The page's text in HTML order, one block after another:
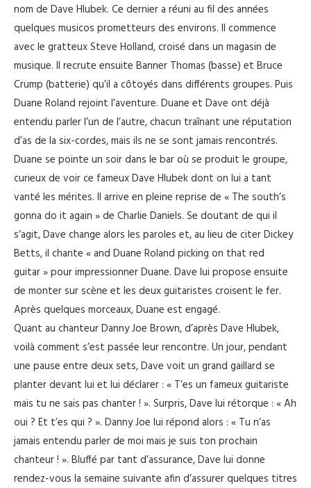
nom de Dave Hlubek. Ce dernier a réuni au fil des années
quelques musicos prometteurs des environs. Il commence
avec le gratteux Steve Holland, croisé dans un magasin de
musique. Il recrute ensuite Banner Thomas (basse) et Bruce
Crump (batterie) qu’il a côtoyés dans différents groupes. Puis
Duane Roland rejoint l’aventure. Duane et Dave ont déjà
entendu parler l’un de l’autre, chacun traînant une réputation
d’as de la six-cordes, mais ils ne se sont jamais rencontrés.
Duane se pointe un soir dans le bar où se produit le groupe,
curieux de voir ce fameux Dave Hlubek dont on lui a tant
vanté les mérites. Il arrive en pleine reprise de « The south’s
gonna do it again » de Charlie Daniels. Se doutant de qui il
s’agit, Dave change alors les paroles et, au lieu de citer Dickey
Betts, il chante « and Duane Roland picking on that red
guitar » pour impressionner Duane. Dave lui propose ensuite
de monter sur scène et les deux guitaristes croisent le fer.
Après quelques morceaux, Duane est engagé.
Quant au chanteur Danny Joe Brown, d’après Dave Hlubek,
voilà comment s’est passée leur rencontre. Un jour, pendant
une pause entre deux sets, Dave voit un grand gaillard se
planter devant lui et lui déclarer : « T’es un fameux guitariste
mais tu ne sais pas chanter ! ». Surpris, Dave lui rétorque : « Ah
oui ? Et t’es qui ? ». Danny Joe lui répond alors : « Tu n’as
jamais entendu parler de moi mais je suis ton prochain
chanteur ! ». Bluffé par tant d’assurance, Dave lui donne
rendez-vous la semaine suivante afin d’assurer quelques titres